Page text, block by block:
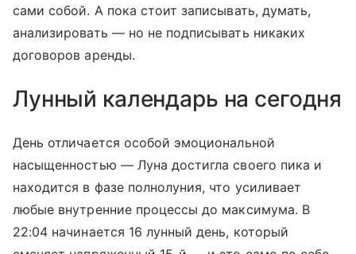
сами собой. А пока стоит записывать, думать,
анализировать — но не подписывать никаких
договоров аренды.
Лунный календарь на сегодня
День отличается особой эмоциональной
насыщенностью — Луна достигла своего пика и
находится в фазе полнолуния, что усиливает
любые внутренние процессы до максимума. В
22:04 начинается 16 лунный день, который